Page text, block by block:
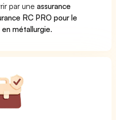
par uneassurance
RC PRO pour le
métallurgie.